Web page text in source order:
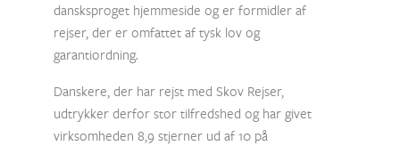
dansksproget hjemmeside og er formidler af
rejser, der er omfattet af tysk lov og
garantiordning.
Danskere, der har rejst med Skov Rejser,
udtrykker derfor stor tilfredshed og har givet
virksomheden 8,9 stjerner ud af 10 på